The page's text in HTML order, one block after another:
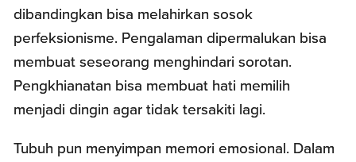
dibandingkan bisa melahirkan sosok
perfeksionisme. Pengalaman dipermalukan bisa
membuat seseorang menghindari sorotan.
Pengkhianatan bisa membuat hati memilih
menjadi dingin agar tidak tersakiti lagi.
Tubuh pun menyimpan memori emosional. Dalam